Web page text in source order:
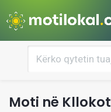
Moti në Kllokot